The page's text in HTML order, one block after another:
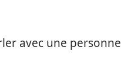
avec une personne